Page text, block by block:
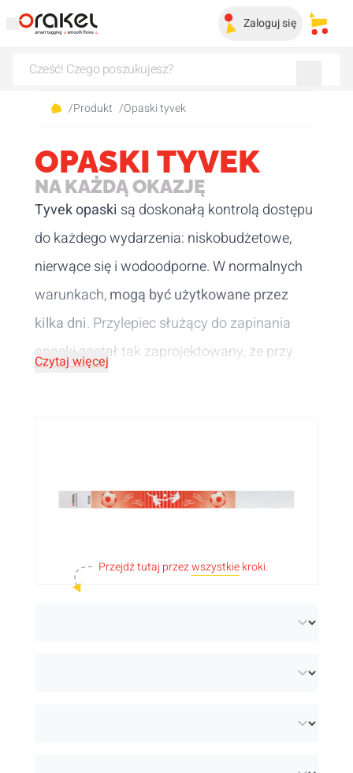
Zaloguj się Moje
/Produkt /Opaski tyvek
OPASKI TYVEK
NA KAŻDĄ OKAZJĘ
Tyvek opaski są doskonałą kontrolą dostępu
do każdego wydarzenia: niskobudżetowe,
nierwące się i wodoodporne. W normalnych
warunkach,mogą być użytkowane przez
kilka dni. Przylepiec służący do zapinania
opaski został tak zaprojektowany, że przy
nadruku, opaski z magazynu lub opaski dla
opaski papierowe
Czytaj więcej
Przejdź tutaj przezwszystkiekroki.